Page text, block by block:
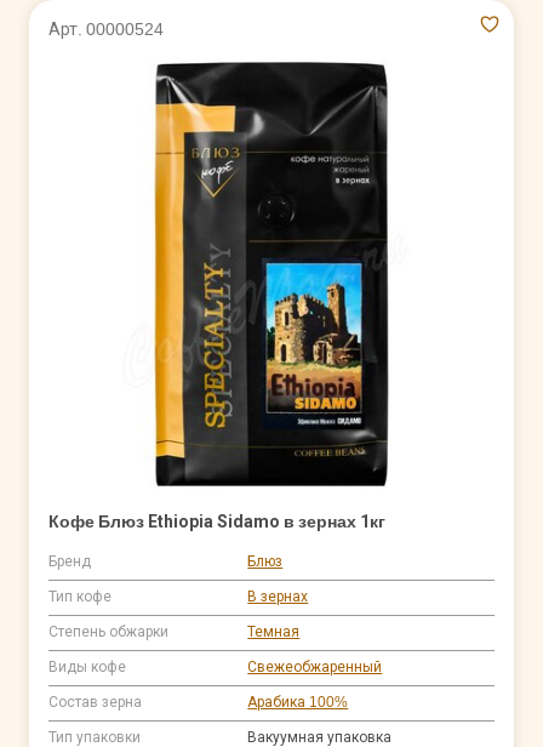
Арт. 00000524
Кофе Блюз Ethiopia Sidamo в зернах 1кг
Бренд Блюз
Тип кофе В зернах
Степень обжарки Темная
Виды кофе Свежеобжаренный
Состав зерна Арабика 100%
Тип упаковки Вакуумная упаковка